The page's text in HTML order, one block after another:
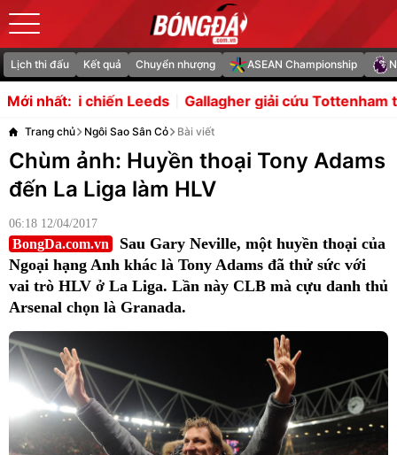
Lịch thi đấu Kết quả Chuyển nhượng ASEAN Championship
Mới nhất:
Gallagher giải cứu Tottenham trong trận hòa nhọc
Trang chủ Ngôi Sao Sân Cỏ Bài viết
Chùm ảnh: Huyền thoại Tony Adams
đến La Liga làm HLV
06:18 12/04/2017
BongDa.com.vn
Sau Gary Neville, một huyền thoại của
Ngoại hạng Anh khác là Tony Adams đã thử sức với
vai trò HLV ở La Liga. Lần này CLB mà cựu danh thủ
Arsenal chọn là Granada.